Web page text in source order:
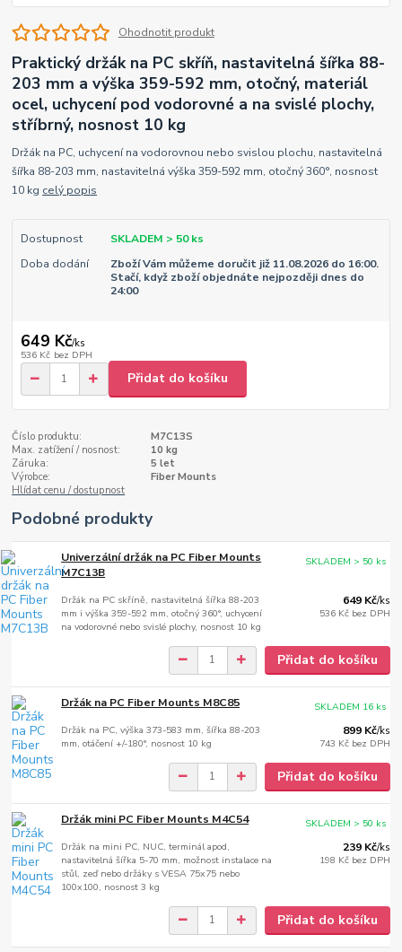
Ohodnotit produkt
Praktický držák na PC skříň, nastavitelná šířka 88-
203 mm a výška 359-592 mm, otočný, materiál
ocel, uchycení pod vodorovné a na svislé plochy,
stříbrný, nosnost 10 kg
Držák na PC, uchycení na vodorovnou nebo svislou plochu, nastavitelná
šířka 88-203 mm, nastavitelná výška 359-592 mm, otočný 360°, nosnost
10 kg celý popis
Dostupnost
SKLADEM > 50 ks
Doba dodání
Zboží Vám můžeme doručit již 11.08.2026 do 16:00.
Stačí, když zboží objednáte nejpozději dnes do
24:00
649 Kč/ks
536 Kč bez DPH
Přidat do košíku
Číslo produktu:
M7C13S
Max. zatížení / nosnost:
10 kg
Záruka:
5 let
Výrobce:
Fiber Mounts
Hlídat cenu / dostupnost
Podobné produkty
Univerzální držák na PC Fiber Mounts
M7C13B
Držák na PC skříně, nastavitelná šířka 88-203
mm i výška 359-592 mm, otočný 360°, uchycení
na vodorovné nebo svislé plochy, nosnost 10 kg
649 Kč/ks
536 Kč bez DPH
SKLADEM > 50 ks
Přidat do košíku
Držák na PC Fiber Mounts M8C85
Držák na PC, výška 373-583 mm, šířka 88-203
mm, otáčení +/-180°, nosnost 10 kg
899 Kč/ks
743 Kč bez DPH
SKLADEM 16 ks
Přidat do košíku
Držák mini PC Fiber Mounts M4C54
Držák na mini PC, NUC, terminál apod,
nastavitelná šířka 5-70 mm, možnost instalace na
stůl, zeď nebo držáky s VESA 75x75 nebo
100x100, nosnost 3 kg
239 Kč/ks
198 Kč bez DPH
SKLADEM > 50 ks
Přidat do košíku